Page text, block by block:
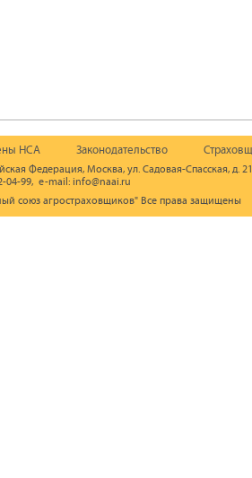
НСА Законодательство
Федерация, Москва, ул. Садовая-Спасская, д.
04-99, e-mail: info@naai.ru
союз агростраховщиков" Все права защищены